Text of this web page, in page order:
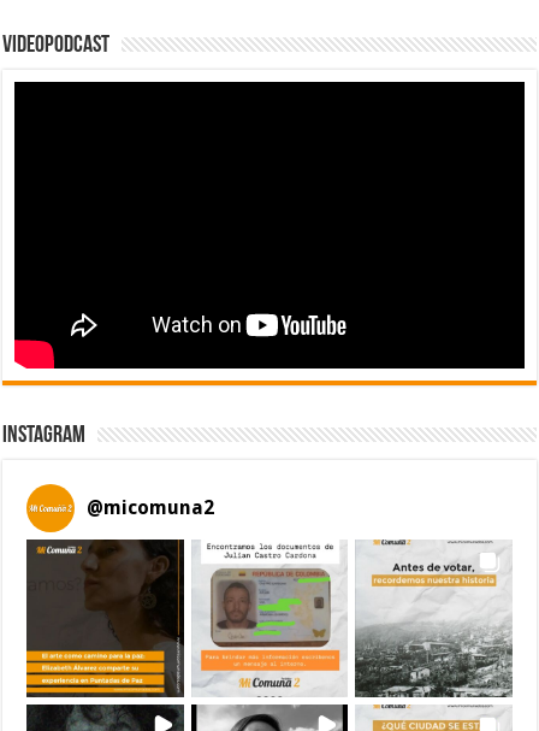
Videopodcast
Instagram
@micomuna2